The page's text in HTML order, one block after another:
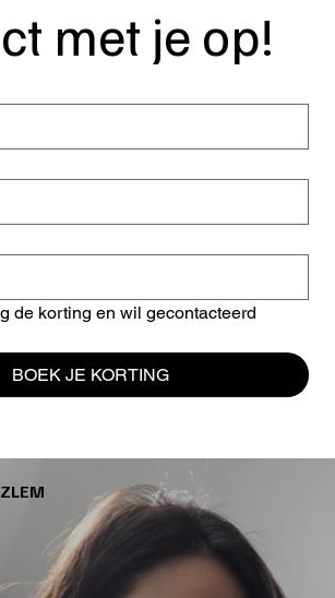
met je op!
de korting en wil gecontacteerd
BOEK JE KORTING